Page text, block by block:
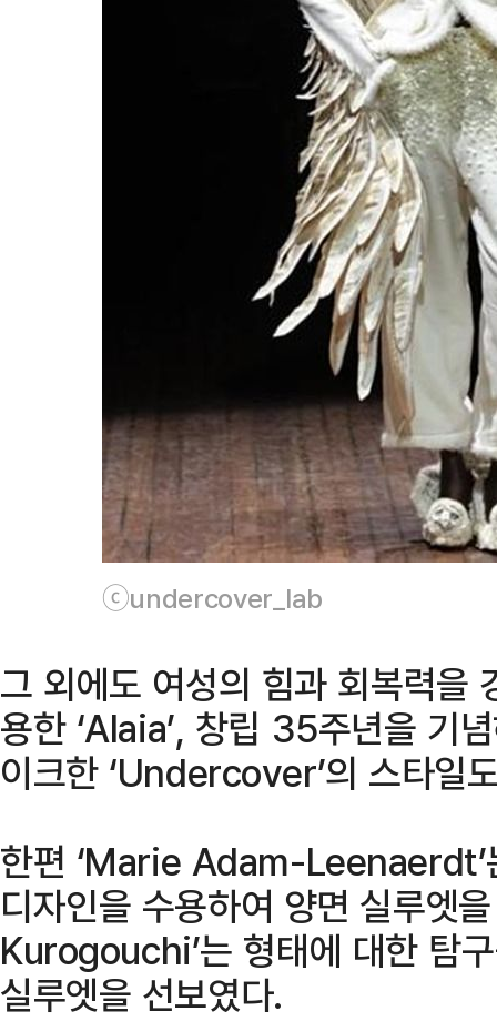
ⓒundercover_lab
그 외에도 여성의 힘과 회복력을
용한 ‘Alaia’, 창립 35주년을
이크한 ‘Undercover’의 스타일
한편 ‘Marie Adam-Leenaerdt’
디자인을 수용하여 양면 실루엣
Kurogouchi’는 형태에 대한 탐
실루엣을 선보였다.